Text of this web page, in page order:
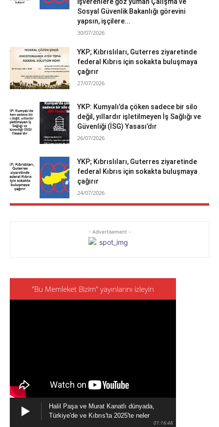
işverenlere göz yuman Çalışma ve
Sosyal Güvenlik Bakanlığı görevini
yapsın, işçilere...
30/07/2026
YKP; Kıbrıslıları, Guterres ziyaretinde
federal Kıbrıs için sokakta buluşmaya
çağırır
27/07/2026
YKP: Kumyalı’da çöken sadece bir silo
değil, yıllardır işletilmeyen İş Sağlığı ve
Güvenliği (İSG) Yasası’dır
26/07/2026
YKP; Kıbrıslıları, Guterres ziyaretinde
federal Kıbrıs için sokakta buluşmaya
çağırır
24/07/2026
- Advertisement -
"Bu Memleket Bizim" yayınlarını izleyin
Halil Paşa ve Murat Kanatlı dünyada,
Türkiye'de ve Kıbrıs'ta 2025'te neler
01:16:46